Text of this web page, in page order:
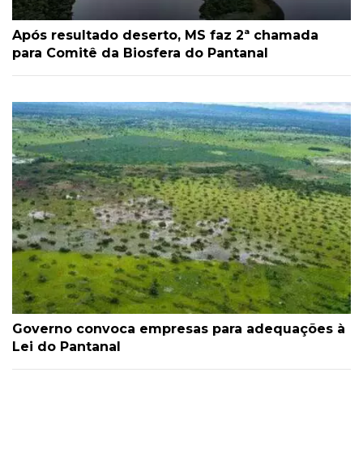
Após resultado deserto, MS faz 2ª chamada
para Comitê da Biosfera do Pantanal
Governo convoca empresas para adequações à
Lei do Pantanal